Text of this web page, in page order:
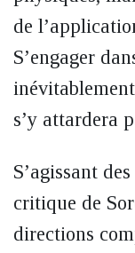
de
S’engager
s’y attardera
S’agissant
critique de
directions